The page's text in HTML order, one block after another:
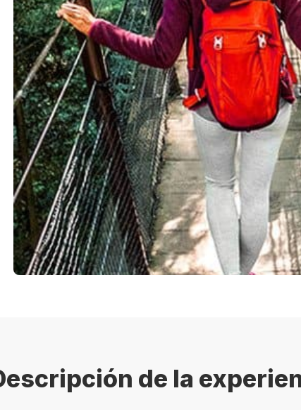
Estudia Desarrollo Web en
Toronto
ENVIAR
de la